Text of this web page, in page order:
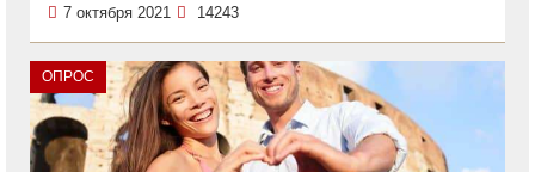
7 октября 2021
14243
ОПРОС